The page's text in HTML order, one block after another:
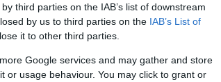
third parties on the IAB’s list of downstream
by us to third parties on the IAB’s List of
it to other third parties.
Google services and may gather and store
or usage behaviour. You may click to grant or